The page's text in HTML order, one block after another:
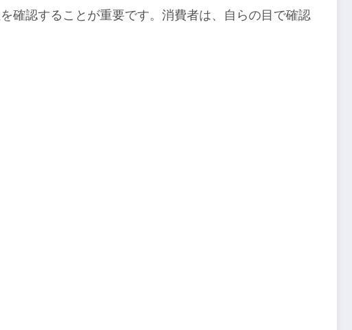
確認することが重要です。消費者は、自らの目で確認